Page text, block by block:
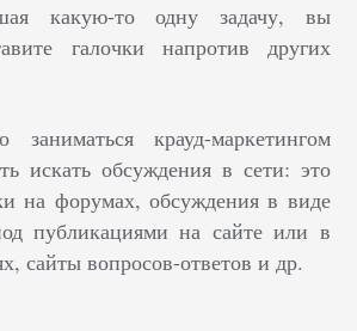
какую-то одну задачу, вы
галочки напротив других
крауд-маркетингом
искать обсуждения в сети: это
на форумах, обсуждения в виде
публикациями на сайте или в
сайты вопросов-ответов и др.